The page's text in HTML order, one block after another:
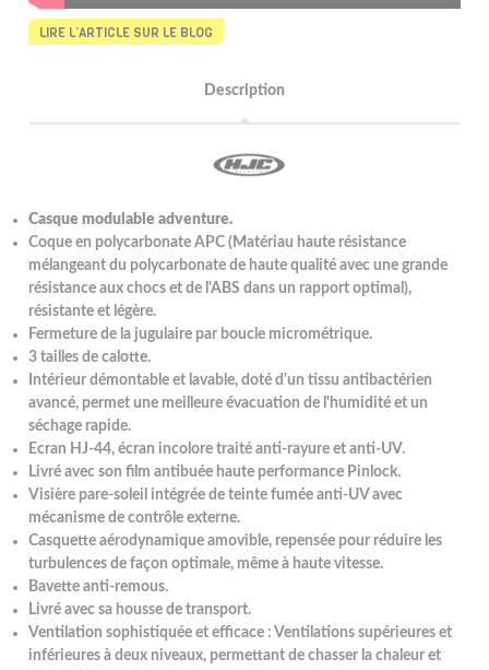
LIRE L’ARTICLE SUR LE BLOG
Description
Casque modulable adventure.
Coque en polycarbonate APC (Matériau haute résistance
mélangeant du polycarbonate de haute qualité avec une grande
résistance aux chocs et de l'ABS dans un rapport optimal),
résistante et légère.
Fermeture de la jugulaire par boucle micrométrique.
3 tailles de calotte.
Intérieur démontable et lavable, doté d'un tissu antibactérien
avancé, permet une meilleure évacuation de l'humidité et un
séchage rapide.
Ecran HJ-44, écran incolore traité anti-rayure et anti-UV.
Livré avec son film antibuée haute performance Pinlock.
Visière pare-soleil intégrée de teinte fumée anti-UV avec
mécanisme de contrôle externe.
Casquette aérodynamique amovible, repensée pour réduire les
turbulences de façon optimale, même à haute vitesse.
Bavette anti-remous.
Livré avec sa housse de transport.
Ventilation sophistiquée et efficace : Ventilations supérieures et
inférieures à deux niveaux, permettant de chasser la chaleur et